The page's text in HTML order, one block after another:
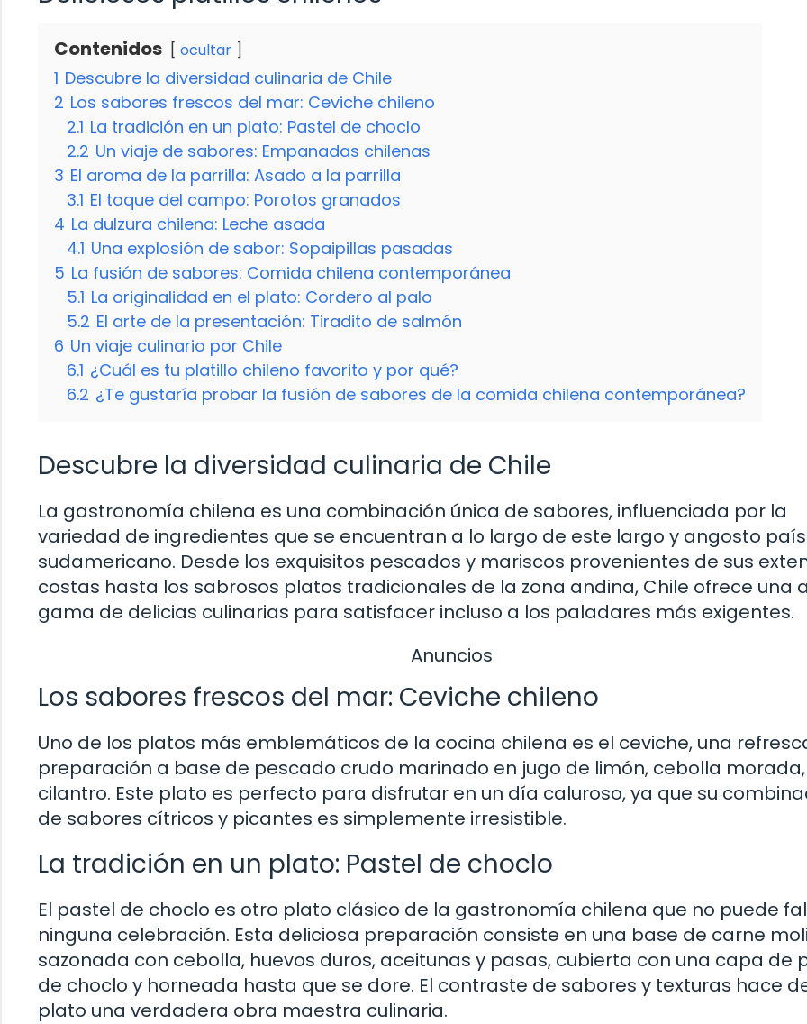
Contenidos ocultar
1 Descubre la diversidad culinaria de Chile
2 Los sabores frescos del mar: Ceviche chileno
2.1 La tradición en un plato: Pastel de choclo
2.2 Un viaje de sabores: Empanadas chilenas
3 El aroma de la parrilla: Asado a la parrilla
3.1 El toque del campo: Porotos granados
4 La dulzura chilena: Leche asada
4.1 Una explosión de sabor: Sopaipillas pasadas
5 La fusión de sabores: Comida chilena contemporánea
5.1 La originalidad en el plato: Cordero al palo
5.2 El arte de la presentación: Tiradito de salmón
6 Un viaje culinario por Chile
6.1 ¿Cuál es tu platillo chileno favorito y por qué?
6.2 ¿Te gustaría probar la fusión de sabores de la comida chilena contemporánea?
Descubre la diversidad culinaria de Chile
La gastronomía chilena es una combinación única de sabores, influenciada por la
variedad de ingredientes que se encuentran a lo largo de este largo y angosto país
sudamericano. Desde los exquisitos pescados y mariscos provenientes de sus
costas hasta los sabrosos platos tradicionales de la zona andina, Chile ofrece una
gama de delicias culinarias para satisfacer incluso a los paladares más exigentes.
Anuncios
Los sabores frescos del mar: Ceviche chileno
Uno de los platos más emblemáticos de la cocina chilena es el ceviche, una
preparación a base de pescado crudo marinado en jugo de limón, cebolla
cilantro. Este plato es perfecto para disfrutar en un día caluroso, ya que su
de sabores cítricos y picantes es simplemente irresistible.
La tradición en un plato: Pastel de choclo
El pastel de choclo es otro plato clásico de la gastronomía chilena que no puede
ninguna celebración. Esta deliciosa preparación consiste en una base de carne
sazonada con cebolla, huevos duros, aceitunas y pasas, cubierta con una capa de
de choclo y horneada hasta que se dore. El contraste de sabores y texturas hace
plato una verdadera obra maestra culinaria.